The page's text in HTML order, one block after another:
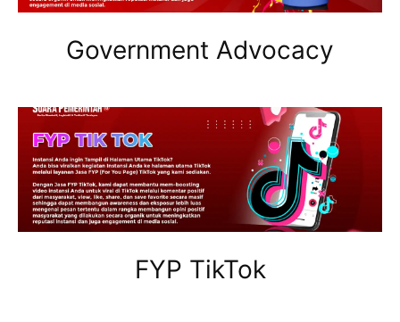
Government Advocacy
FYP TikTok